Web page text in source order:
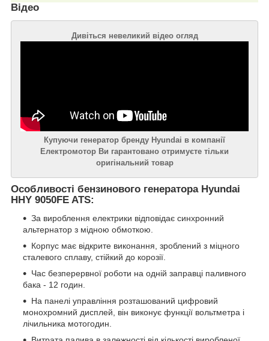
Відео
Дивіться невеликий відео огляд
Купуючи генератор бренду Hyundai в компанії
Електромотор Ви гарантовано отримуєте тільки
оригінальний товар
Особливості бензинового генератора Hyundai
HHY 9050FE ATS:
За вироблення електрики відповідає синхронний
альтернатор з мідною обмоткою.
Корпус має відкрите виконання, зроблений з міцного
сталевого сплаву, стійкий до корозії.
Час безперервної роботи на одній заправці паливного
бака - 12 годин.
На панелі управління розташований цифровий
монохромний дисплей, він виконує функції вольтметра і
лічильника мотогодин.